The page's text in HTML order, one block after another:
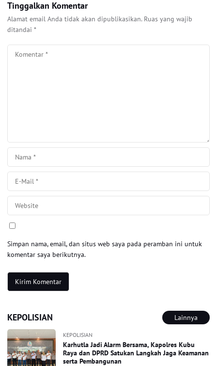
Tinggalkan Komentar
Alamat email Anda tidak akan dipublikasikan. Ruas yang wajib
ditandai *
Simpan nama, email, dan situs web saya pada peramban ini untuk
komentar saya berikutnya.
KEPOLISIAN Lainnya
KEPOLISIAN
Karhutla Jadi Alarm Bersama, Kapolres Kubu
Raya dan DPRD Satukan Langkah Jaga Keamanan
serta Pembangunan